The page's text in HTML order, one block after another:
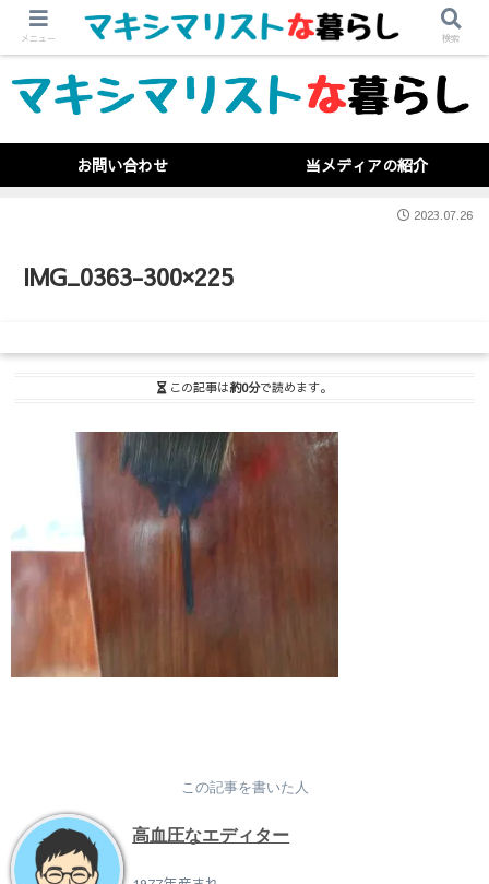
お問い合わせ 当メディアの紹介
IMG_0363-300×225
2023.07.26
この記事は約0分で読めます。
この記事を書いた人
高血圧なエディター
メニュー 検索